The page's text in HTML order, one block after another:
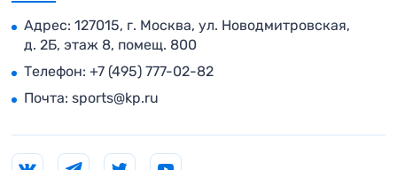
Адрес: 127015, г. Москва, ул. Новодмитровская,
д. 2Б, этаж 8, помещ. 800
Телефон: +7 (495) 777-02-82
Почта: sports@kp.ru